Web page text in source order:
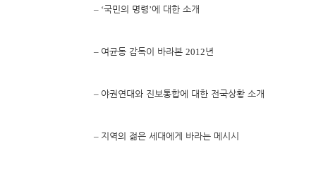
– ‘국민의 명령’에 대한 소개
– 여균동 감독이 바라본 2012년
– 야권연대와 진보통합에 대한 전국상황 소개
– 지역의 젊은 세대에게 바라는 메시시